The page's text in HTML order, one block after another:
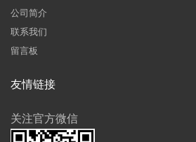
公司简介
联系我们
留言板
友情链接
关注官方微信